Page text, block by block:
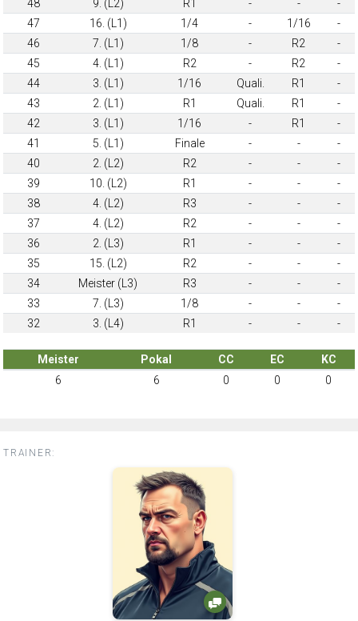
48
9. (L2) R1 - -
-
47
16. (L1) 1/4 - 1/16
-
46
7. (L1) 1/8 - R2
-
45
4. (L1) R2 - R2
-
44
3. (L1) 1/16 Quali. R1
-
43
2. (L1) R1 Quali. R1
-
42
3. (L1) 1/16 - R1
-
41
5. (L1) Finale - -
-
40
2. (L2) R2 - -
-
39
10. (L2) R1 - -
-
38
4. (L2) R3 - -
-
37
4. (L2) R2 - -
-
36
2. (L3) R1 - -
-
35
15. (L2) R2 - -
-
34
Meister (L3) R3 - -
-
33
7. (L3) 1/8 - -
-
32
3. (L4) R1 - - -
Meister Pokal CC EC
KC
6
6 0 0 0
TRAINER: